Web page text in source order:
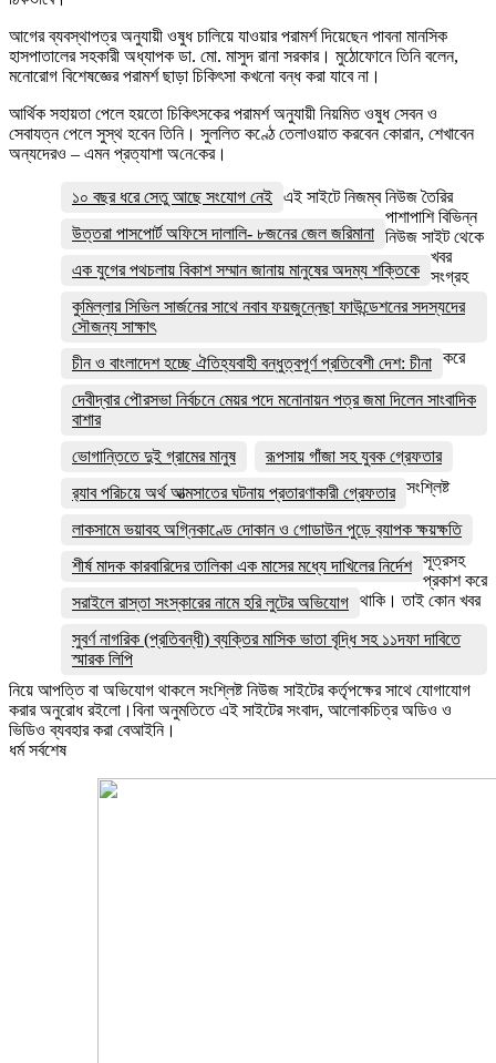
আগের ব্যবস্থাপত্র অনুযায়ী ওষুধ চালিয়ে যাওয়ার পরামর্শ দিয়েছেন পাবনা মানসিক
হাসপাতালের সহকারী অধ্যাপক ডা. মো. মাসুদ রানা সরকার। মুঠোফোনে তিনি বলেন,
মনোরোগ বিশেষজ্ঞের পরামর্শ ছাড়া চিকিৎসা কখনো বন্ধ করা যাবে না।
আর্থিক সহায়তা পেলে হয়তো চিকিৎসকের পরামর্শ অনুযায়ী নিয়মিত ওষুধ সেবন ও
সেবাযত্ন পেলে সুস্থ হবেন তিনি। সুললিত কণ্ঠে তেলাওয়াত করবেন কোরান, শেখাবেন
অন্যদেরও – এমন প্রত্যাশা অ‌নে‌কের।
১০ বছর ধরে সেতু আছে সংযোগ নেই
উত্তরা পাসপোর্ট অফিসে দালালি- ৮জনের জেল জরিমানা
এক যুগের পথচলায় বিকাশ সম্মান জানায় মানুষের অদম্য শক্তিকে
কুমিল্লার সিভিল সার্জনের সাথে নবাব ফয়জুন্নেছা ফাউন্ডেশনের সদস্যদের
সৌজন্য সাক্ষাৎ
চীন ও বাংলাদেশ হচ্ছে ঐতিহ্যবাহী বন্ধুত্বপূর্ণ প্রতিবেশী দেশ: চীনা
দেবীদ্বার পৌরসভা নির্বচনে মেয়র পদে মনোনায়ন পত্র জমা দিলেন সাংবাদিক
বাশার
ভোগান্তিতে দুই গ্রামের মানুষ
রূপসায় গাঁজা সহ যুবক গ্রেফতার
র‌্যাব পরিচয়ে অর্থ আত্মসাতের ঘটনায় প্রতারণাকারী গ্রেফতার
লাকসামে ভয়াবহ অগ্নিকাণ্ডে দোকান ও গোডাউন পুড়ে ব‍্যাপক ক্ষয়ক্ষতি
শীর্ষ মাদক কারবারিদের তালিকা এক মাসের মধ্যে দাখিলের নির্দেশ
সরাইলে রাস্তা সংস্কারের নামে হরি লুটের অভিযোগ
সুবর্ণ নাগরিক (প্রতিবন্ধী) ব্যক্তির মাসিক ভাতা বৃদ্ধি সহ ১১দফা দাবিতে
স্মারক লিপি
এই সাইটে নিজম্ব নিউজ তৈরির
পাশাপাশি বিভিন্ন
নিউজ সাইট থেকে
খবর
সংগ্রহ
করে
সংশ্লিষ্ট
সূত্রসহ
প্রকাশ করে
থাকি। তাই কোন খবর
নিয়ে আপত্তি বা অভিযোগ থাকলে সংশ্লিষ্ট নিউজ সাইটের কর্তৃপক্ষের সাথে যোগাযোগ
করার অনুরোধ রইলো।বিনা অনুমতিতে এই সাইটের সংবাদ, আলোকচিত্র অডিও ও
ভিডিও ব্যবহার করা বেআইনি।
ধর্ম সর্বশেষ